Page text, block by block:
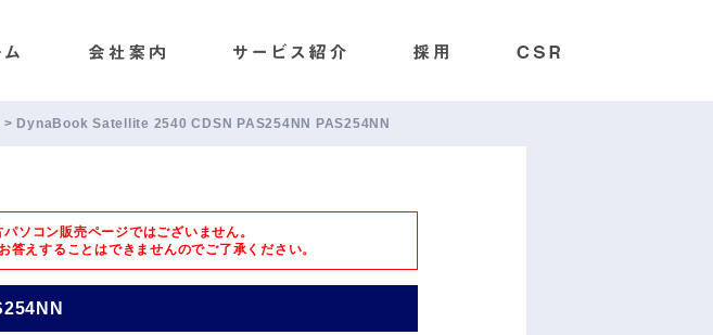
> DynaBook Satellite 2540 CDSN PAS254NN PAS254NN
ソコン販売ページではございません。
答えすることはできませんのでご了承ください。